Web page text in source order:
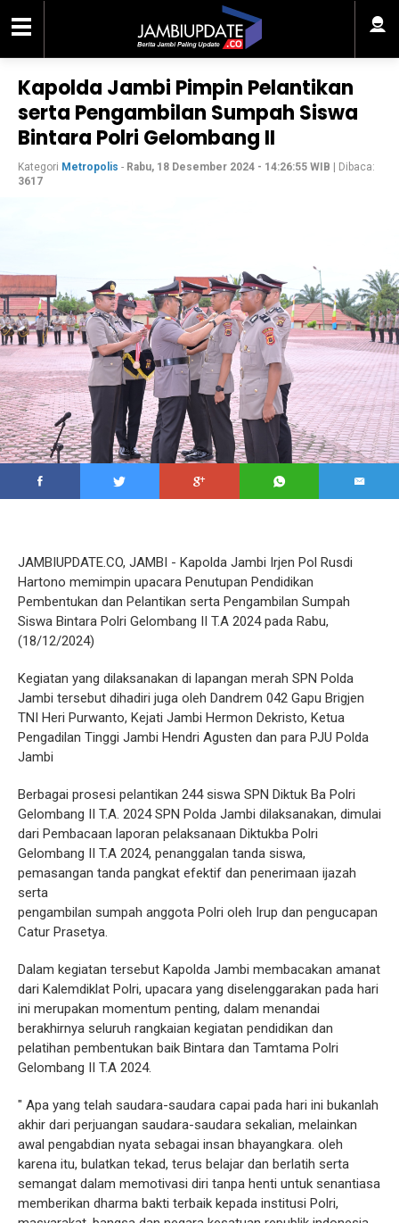
Kapolda Jambi Pimpin Pelantikan
serta Pengambilan Sumpah Siswa
Bintara Polri Gelombang II
Kategori Metropolis - Rabu, 18 Desember 2024 - 14:26:55 WIB | Dibaca:
3617
JAMBIUPDATE.CO, JAMBI - Kapolda Jambi Irjen Pol Rusdi
Hartono memimpin upacara Penutupan Pendidikan
Pembentukan dan Pelantikan serta Pengambilan Sumpah
Siswa Bintara Polri Gelombang II T.A 2024 pada Rabu,
(18/12/2024)
Kegiatan yang dilaksanakan di lapangan merah SPN Polda
Jambi tersebut dihadiri juga oleh Dandrem 042 Gapu Brigjen
TNI Heri Purwanto, Kejati Jambi Hermon Dekristo, Ketua
Pengadilan Tinggi Jambi Hendri Agusten dan para PJU Polda
Jambi
Berbagai prosesi pelantikan 244 siswa SPN Diktuk Ba Polri
Gelombang II T.A. 2024 SPN Polda Jambi dilaksanakan, dimulai
dari Pembacaan laporan pelaksanaan Diktukba Polri
Gelombang II T.A 2024, penanggalan tanda siswa,
pemasangan tanda pangkat efektif dan penerimaan ijazah
serta
pengambilan sumpah anggota Polri oleh Irup dan pengucapan
Catur Prasetya.
Dalam kegiatan tersebut Kapolda Jambi membacakan amanat
dari Kalemdiklat Polri, upacara yang diselenggarakan pada hari
ini merupakan momentum penting, dalam menandai
berakhirnya seluruh rangkaian kegiatan pendidikan dan
pelatihan pembentukan baik Bintara dan Tamtama Polri
Gelombang II T.A 2024.
" Apa yang telah saudara-saudara capai pada hari ini bukanlah
akhir dari perjuangan saudara-saudara sekalian, melainkan
awal pengabdian nyata sebagai insan bhayangkara. oleh
karena itu, bulatkan tekad, terus belajar dan berlatih serta
semangat dalam memotivasi diri tanpa henti untuk senantiasa
memberikan dharma bakti terbaik kepada institusi Polri,